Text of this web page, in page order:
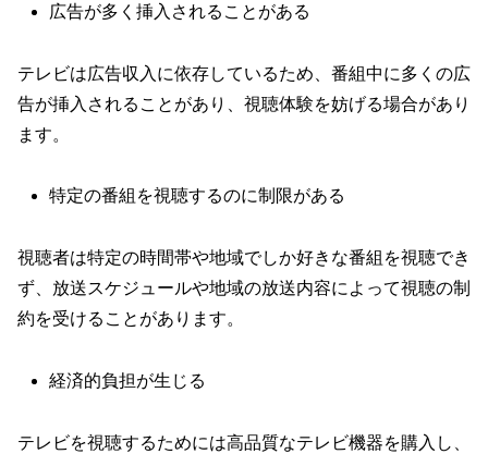
広告が多く挿入されることがある
テレビは広告収入に依存しているため、番組中に多くの広
告が挿入されることがあり、視聴体験を妨げる場合があり
ます。
特定の番組を視聴するのに制限がある
視聴者は特定の時間帯や地域でしか好きな番組を視聴でき
ず、放送スケジュールや地域の放送内容によって視聴の制
約を受けることがあります。
経済的負担が生じる
テレビを視聴するためには高品質なテレビ機器を購入し、